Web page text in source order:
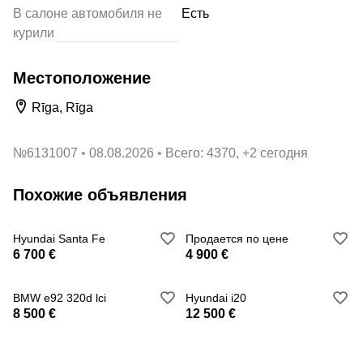
В салоне автомобиля не
курили
Есть
Местоположение
Rīga, Rīga
№6131007 08.08.2026 Всего: 4370, +2 сегодня
Похожие объявления
Hyundai Santa Fe
6 700 €
Продается по цене
4 900 €
BMW e92 320d lci
8 500 €
Hyundai i20
12 500 €